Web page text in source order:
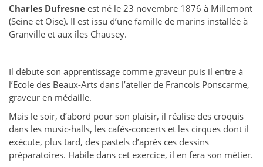
Charles Dufresne est né le 23 novembre 1876 à Millemont
(Seine et Oise). Il est issu d’une famille de marins installée à
Granville et aux îles Chausey.
Il débute son apprentissage comme graveur puis il entre à
l’Ecole des Beaux-Arts dans l’atelier de Francois Ponscarme,
graveur en médaille.
Mais le soir, d’abord pour son plaisir, il réalise des croquis
dans les music-halls, les cafés-concerts et les cirques dont il
exécute, plus tard, des pastels d’après ces dessins
préparatoires. Habile dans cet exercice, il en fera son métier.